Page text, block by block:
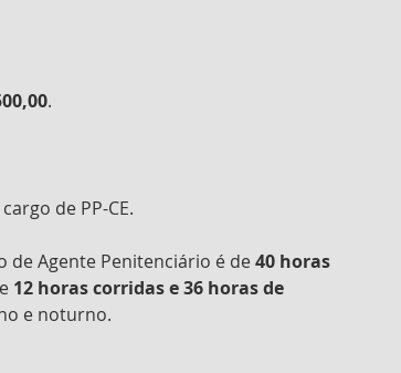
.
de PP-CE.
de Agente Penitenciário é de 40 horas
12 horas corridas e 36 horas de
e noturno.